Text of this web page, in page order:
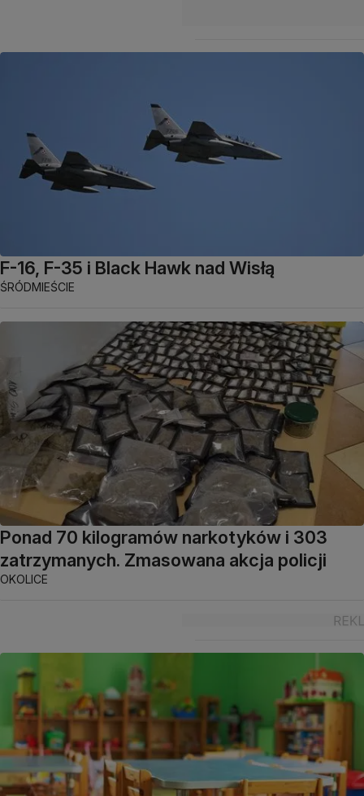
F-16, F-35 i Black Hawk nad Wisłą
ŚRÓDMIEŚCIE
Ponad 70 kilogramów narkotyków i 303
zatrzymanych. Zmasowana akcja policji
OKOLICE